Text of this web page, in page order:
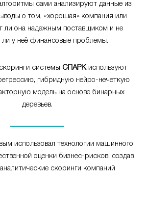
сами анализируют данные из
о том, «хорошая» компания или
ли она надежным поставщиком и не
ли у неё финансовые проблемы.
системы СПАРКиспользуют
гибридную нейро-нечеткую
модель на основе бинарных
деревьев.
использовал технологии машинного
оценки бизнес-рисков, создав
скоринги компаний